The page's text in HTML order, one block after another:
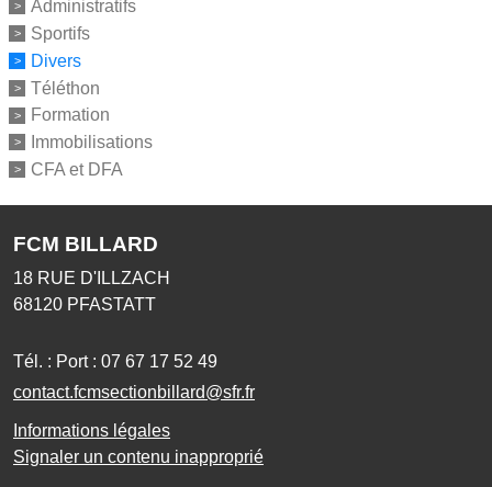
Administratifs
Sportifs
Divers
Téléthon
Formation
Immobilisations
CFA et DFA
FCM BILLARD
18 RUE D'ILLZACH
68120 PFASTATT
Tél. : Port : 07 67 17 52 49
contact.fcmsectionbillard@sfr.fr
Informations légales
Signaler un contenu inapproprié